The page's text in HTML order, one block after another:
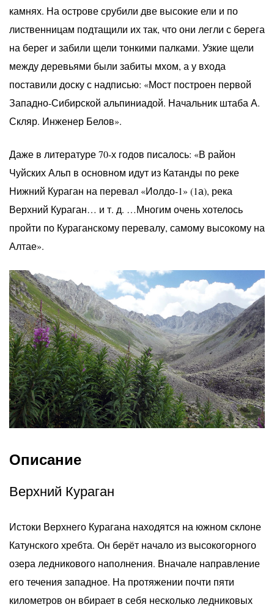
камнях. На острове срубили две высокие ели и по
лиственницам подтащили их так, что они легли с берега
на берег и забили щели тонкими палками. Узкие щели
между деревьями были забиты мхом, а у входа
поставили доску с надписью: «Мост построен первой
Западно-Сибирской альпиниадой. Начальник штаба А.
Скляр. Инженер Белов».
Даже в литературе 70-х годов писалось: «В район
Чуйских Альп в основном идут из Катанды по реке
Нижний Кураган на перевал «Иолдо-1» (1а), река
Верхний Кураган… и т. д. …Многим очень хотелось
пройти по Кураганскому перевалу, самому высокому на
Алтае».
Описание
Верхний Кураган
Истоки Верхнего Курагана находятся на южном склоне
Катунского хребта. Он берёт начало из высокогорного
озера ледникового наполнения. Вначале направление
его течения западное. На протяжении почти пяти
километров он вбирает в себя несколько ледниковых